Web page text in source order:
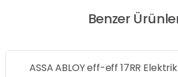
Benzer
ASSA ABLOY eff-eff 17RR